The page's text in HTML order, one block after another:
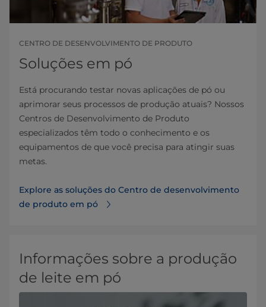
CENTRO DE DESENVOLVIMENTO DE PRODUTO
Soluções em pó
Está procurando testar novas aplicações de pó ou
aprimorar seus processos de produção atuais? Nossos
Centros de Desenvolvimento de Produto
especializados têm todo o conhecimento e os
equipamentos de que você precisa para atingir suas
metas.
Explore as soluções do Centro de desenvolvimento
de produto em pó
Informações sobre a produção
de leite em pó